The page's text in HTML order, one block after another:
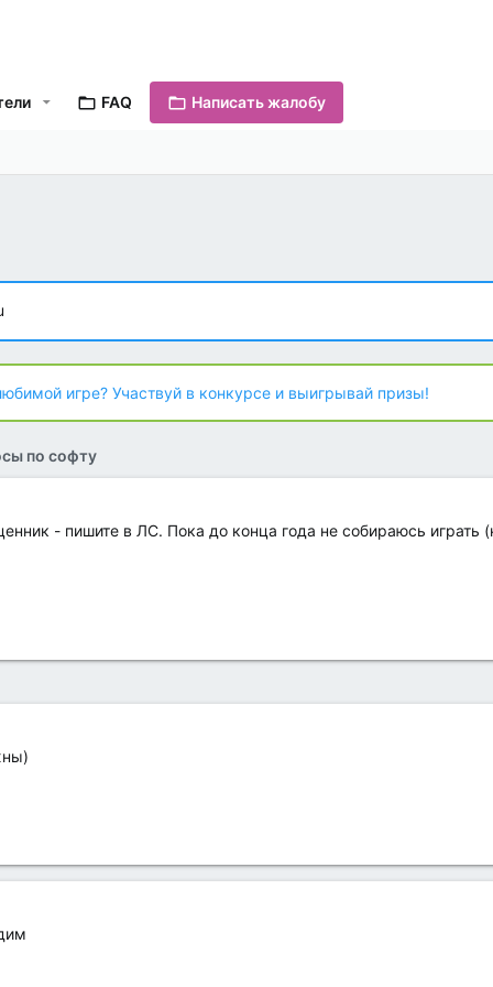
FAQ Написать жалобу
игре? Участвуй в конкурсе и выигрывай призы!
по софту
- пишите в ЛС. Пока до конца года не собираюсь играть